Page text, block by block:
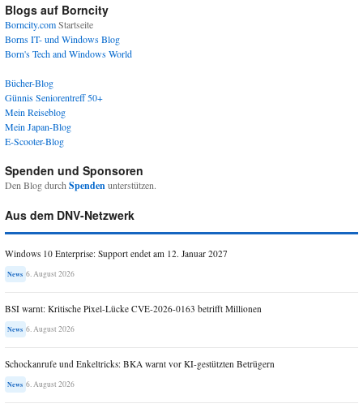
Blogs auf Borncity
Borncity.comStartseite
Borns IT- und Windows Blog
Born's Tech and Windows World
Bücher-Blog
Günnis Seniorentreff 50+
Mein Reiseblog
Mein Japan-Blog
E-Scooter-Blog
Spenden und Sponsoren
Den Blog durch Spendenunterstützen.
Aus dem DNV-Netzwerk
Windows 10 Enterprise: Support endet am 12. Januar 2027
News 6. August 2026
BSI warnt: Kritische Pixel-Lücke CVE-2026-0163 betrifft Millionen
News 6. August 2026
Schockanrufe und Enkeltricks: BKA warnt vor KI-gestützten Betrügern
News 6. August 2026